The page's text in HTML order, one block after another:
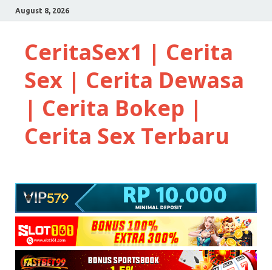
August 8, 2026
CeritaSex1 | Cerita
Sex | Cerita Dewasa
| Cerita Bokep |
Cerita Sex Terbaru